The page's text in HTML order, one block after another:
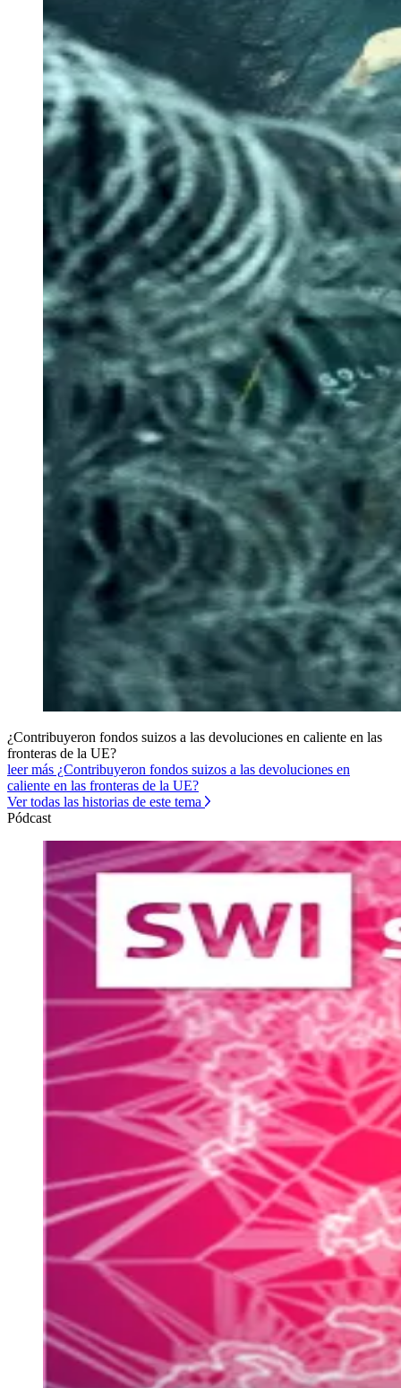
¿Contribuyeron fondos suizos a las devoluciones en caliente en las
fronteras de la UE?
leer más ¿Contribuyeron fondos suizos a las devoluciones en
caliente en las fronteras de la UE?
Ver todas las historias de este tema
Pódcast